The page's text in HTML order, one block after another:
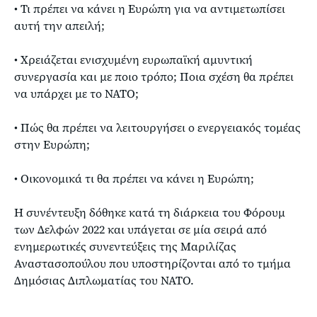
• Τι πρέπει να κάνει η Ευρώπη για να αντιμετωπίσει
αυτή την απειλή;
• Χρειάζεται ενισχυμένη ευρωπαϊκή αμυντική
συνεργασία και με ποιο τρόπο; Ποια σχέση θα πρέπει
να υπάρχει με το ΝΑΤΟ;
• Πώς θα πρέπει να λειτουργήσει ο ενεργειακός τομέας
στην Ευρώπη;
• Οικονομικά τι θα πρέπει να κάνει η Ευρώπη;
Η συνέντευξη δόθηκε κατά τη διάρκεια του Φόρουμ
των Δελφών 2022 και υπάγεται σε μία σειρά από
ενημερωτικές συνεντεύξεις της Μαριλίζας
Αναστασοπούλου που υποστηρίζονται από το τμήμα
Δημόσιας Διπλωματίας του ΝΑΤΟ.